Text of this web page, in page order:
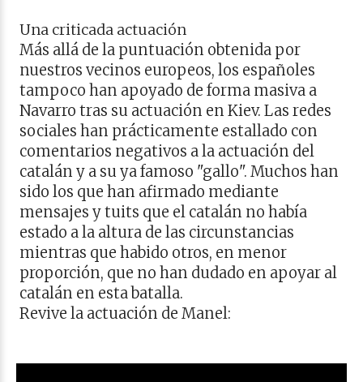
Una criticada actuación
Más allá de la puntuación obtenida por
nuestros vecinos europeos, los españoles
tampoco han apoyado de forma masiva a
Navarro tras su actuación en Kiev. Las redes
sociales han prácticamente estallado con
comentarios negativos a la actuación del
catalán y a su ya famoso "gallo". Muchos han
sido los que han afirmado mediante
mensajes y tuits que el catalán no había
estado a la altura de las circunstancias
mientras que habido otros, en menor
proporción, que no han dudado en apoyar al
catalán en esta batalla.
Revive la actuación de Manel: